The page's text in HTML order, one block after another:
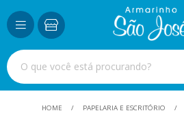
HOME PAPELARIA E ESCRITÓRIO